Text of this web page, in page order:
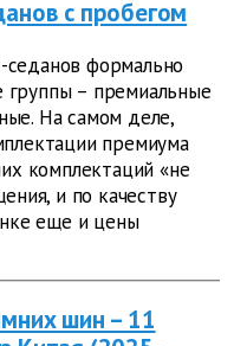
с пробегом
седанов формально
группы – премиальные
На самом деле,
премиума
комплектаций «не
и по качеству
еще и цены
шин – 11